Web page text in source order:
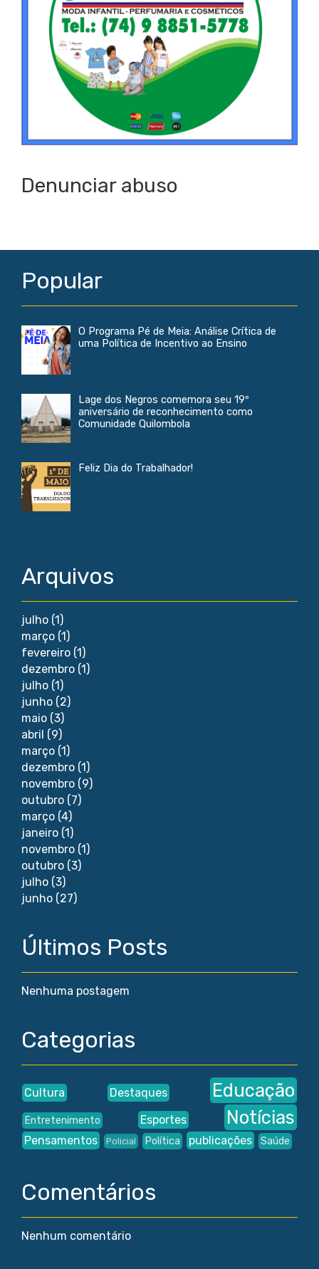
Denunciar abuso
Popular
O Programa Pé de Meia: Análise Crítica de
uma Política de Incentivo ao Ensino
Lage dos Negros comemora seu 19º
aniversário de reconhecimento como
Comunidade Quilombola
Feliz Dia do Trabalhador!
Arquivos
julho (1)
março (1)
fevereiro (1)
dezembro (1)
julho (1)
junho (2)
maio (3)
abril (9)
março (1)
dezembro (1)
novembro (9)
outubro (7)
março (4)
janeiro (1)
novembro (1)
outubro (3)
julho (3)
junho (27)
Últimos Posts
Nenhuma postagem
Categorias
Cultura Destaques Educação
Entretenimento Esportes Notícias
Pensamentos Policial Política publicações Saúde
Comentários
Nenhum comentário